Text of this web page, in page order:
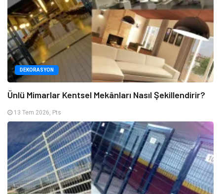
DEKORASYON
Ünlü Mimarlar Kentsel Mekânları Nasıl Şekillendirir?
13 Tem 2026, Pts